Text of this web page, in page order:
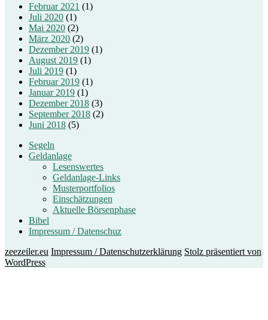
Februar 2021 (1)
Juli 2020 (1)
Mai 2020 (2)
März 2020 (2)
Dezember 2019 (1)
August 2019 (1)
Juli 2019 (1)
Februar 2019 (1)
Januar 2019 (1)
Dezember 2018 (3)
September 2018 (2)
Juni 2018 (5)
Segeln
Geldanlage
Lesenswertes
Geldanlage-Links
Musterportfolios
Einschätzungen
Aktuelle Börsenphase
Bibel
Impressum / Datenschuz
zeezeiler.eu Impressum / Datenschutzerklärung Stolz präsentiert von
WordPress